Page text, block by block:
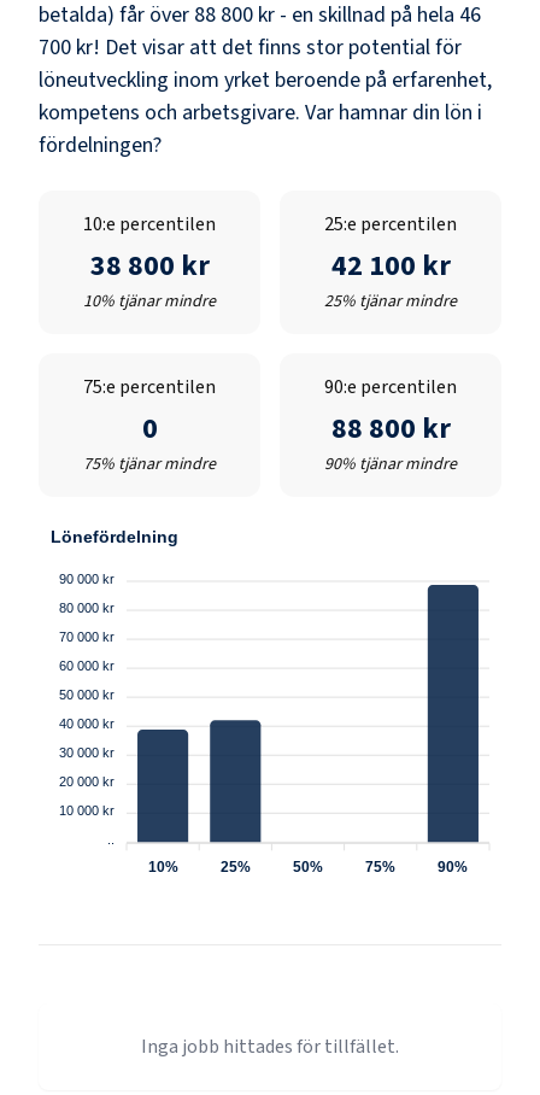
betalda) får över 88 800 kr - en skillnad på hela 46
700 kr! Det visar att det finns stor potential för
löneutveckling inom yrket beroende på erfarenhet,
kompetens och arbetsgivare. Var hamnar din lön i
fördelningen?
10:e percentilen
38 800 kr
10% tjänar mindre
25:e percentilen
42 100 kr
25% tjänar mindre
75:e percentilen
0
75% tjänar mindre
90:e percentilen
88 800 kr
90% tjänar mindre
Lönefördelning
90 000 kr
80 000 kr
70 000 kr
60 000 kr
50 000 kr
40 000 kr
30 000 kr
20 000 kr
10 000 kr
10% 25% 50% 75% 90%
Inga jobb hittades för tillfället.